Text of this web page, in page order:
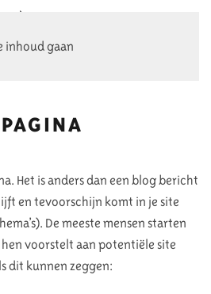
inhoud gaan
Het is anders dan een blog bericht
en tevoorschijn komt in je site
De meeste mensen starten
voorstelt aan potentiële site
dit kunnen zeggen: